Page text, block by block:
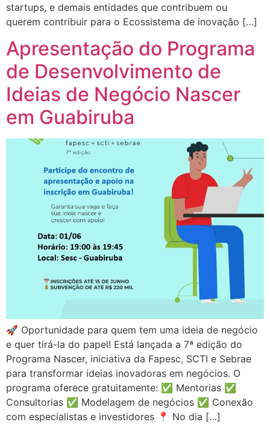
startups, e demais entidades que contribuem ou
querem contribuir para o Ecossistema de inovação […]
Apresentação do Programa
de Desenvolvimento de
Ideias de Negócio Nascer
em Guabiruba
🚀 Oportunidade para quem tem uma ideia de negócio
e quer tirá-la do papel! Está lançada a 7ª edição do
Programa Nascer, iniciativa da Fapesc, SCTI e Sebrae
para transformar ideias inovadoras em negócios. O
programa oferece gratuitamente: ✅ Mentorias ✅
Consultorias ✅ Modelagem de negócios ✅ Conexão
com especialistas e investidores 📍 No dia […]